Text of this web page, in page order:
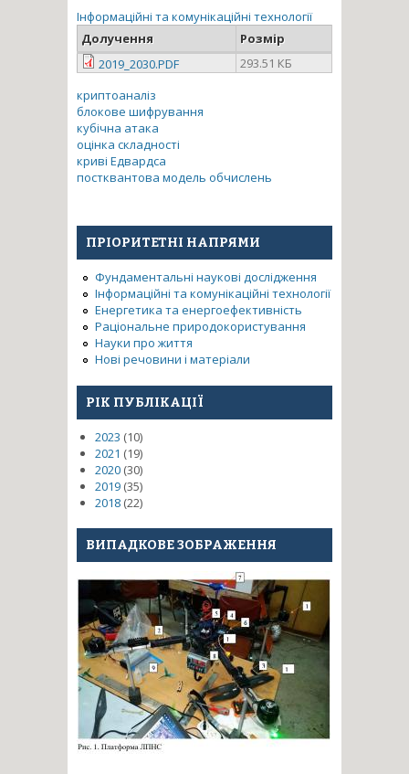
Інформаційні та комунікаційні технології
Долучення
Розмір
2019_2030.PDF
293.51 КБ
криптоаналіз
блокове шифрування
кубічна атака
оцінка складності
криві Едвардса
постквантова модель обчислень
ПРІОРИТЕТНІ НАПРЯМИ
Фундаментальні наукові дослідження
Інформаційні та комунікаційні технології
Енергетика та енергоефективність
Раціональне природокористування
Науки про життя
Нові речовини і матеріали
РІК ПУБЛІКАЦІЇ
2023 (10)
2021 (19)
2020 (30)
2019 (35)
2018 (22)
ВИПАДКОВЕ ЗОБРАЖЕННЯ